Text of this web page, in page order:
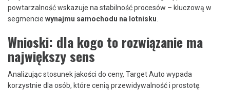
powtarzalność wskazuje na stabilność procesów – kluczową w
segmencie wynajmu samochodu na lotnisku
Wnioski: dla kogo to rozwiązanie ma
największy sens
Analizując stosunek jakości do ceny, Target Auto wypada
korzystnie dla osób, które cenią przewidywalność i prostotę.